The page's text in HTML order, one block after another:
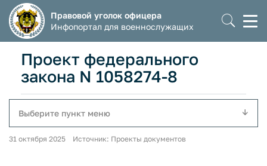
Правовой уголок офицера
Инфопортал для военнослужащих
Проект федерального
закона N 1058274-8
Выберите пункт меню
31 октября 2025 Источник: Проекты документов